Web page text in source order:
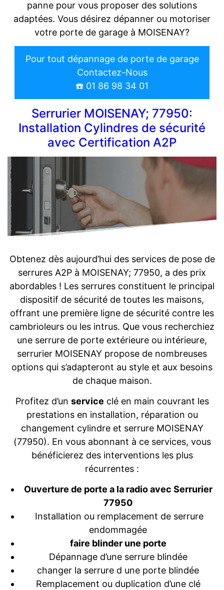
panne pour vous proposer des solutions
adaptées. Vous désirez dépanner ou motoriser
votre porte de garage à MOISENAY?
Pour tout dépannage de porte de garage
Contactez-Nous
☎️ 01 86 98 34 01
Serrurier MOISENAY; 77950:
Installation Cylindres de sécurité
avec Certification A2P
Obtenez dès aujourd’hui des services de pose de
serrures A2P à MOISENAY; 77950, a des prix
abordables ! Les serrures constituent le principal
dispositif de sécurité de toutes les maisons,
offrant une première ligne de sécurité contre les
cambrioleurs ou les intrus. Que vous recherchiez
une serrure de porte extérieure ou intérieure,
serrurier MOISENAY propose de nombreuses
options qui s’adapteront au style et aux besoins
de chaque maison.
Profitez d’un service clé en main couvrant les
prestations en installation, réparation ou
changement cylindre et serrure MOISENAY
(77950). En vous abonnant à ce services, vous
bénéficierez des interventions les plus
récurrentes :
Ouverture de porte a la radio avec Serrurier
77950
Installation ou remplacement de serrure
endommagée
faire blinder une porte
Dépannage d’une serrure blindée
changer la serrure d une porte blindée
Remplacement ou duplication d’une clé